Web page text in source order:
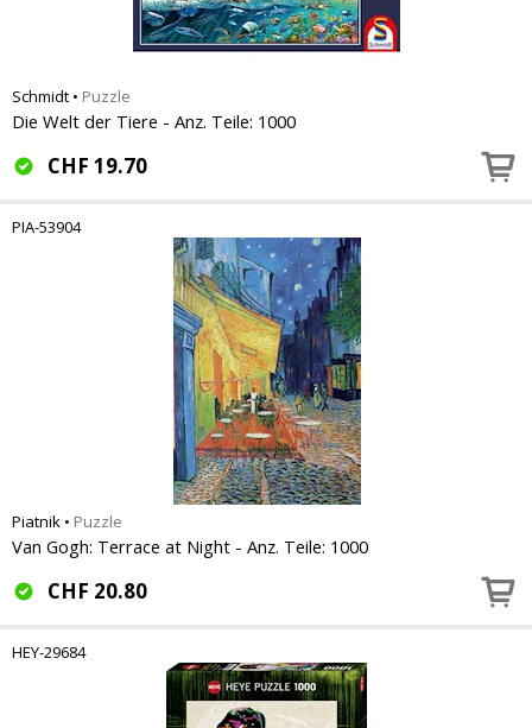
Schmidt • Puzzle
Die Welt der Tiere - Anz. Teile: 1000
CHF 19.70
PIA-53904
Piatnik • Puzzle
Van Gogh: Terrace at Night - Anz. Teile: 1000
CHF 20.80
HEY-29684